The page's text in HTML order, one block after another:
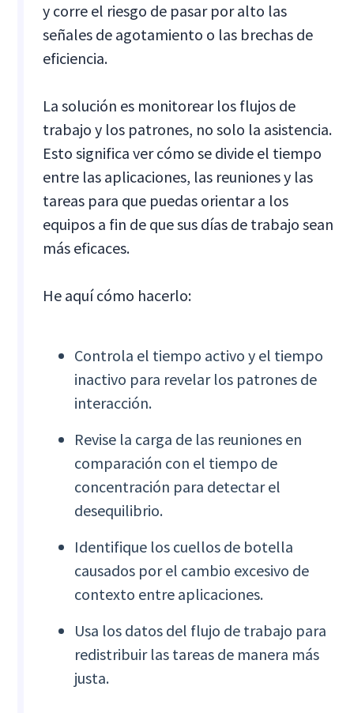
y corre el riesgo de pasar por alto las
señales de agotamiento o las brechas de
eficiencia.
La solución es monitorear los flujos de
trabajo y los patrones, no solo la asistencia.
Esto significa ver cómo se divide el tiempo
entre las aplicaciones, las reuniones y las
tareas para que puedas orientar a los
equipos a fin de que sus días de trabajo sean
más eficaces.
He aquí cómo hacerlo:
Controla el tiempo activo y el tiempo
inactivo para revelar los patrones de
interacción.
Revise la carga de las reuniones en
comparación con el tiempo de
concentración para detectar el
desequilibrio.
Identifique los cuellos de botella
causados por el cambio excesivo de
contexto entre aplicaciones.
Usa los datos del flujo de trabajo para
redistribuir las tareas de manera más
justa.